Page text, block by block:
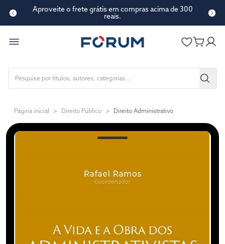
Aproveite o frete grátis em compras acima de 300
reais.
Página inicial > Direito Público > Direito Administrativo